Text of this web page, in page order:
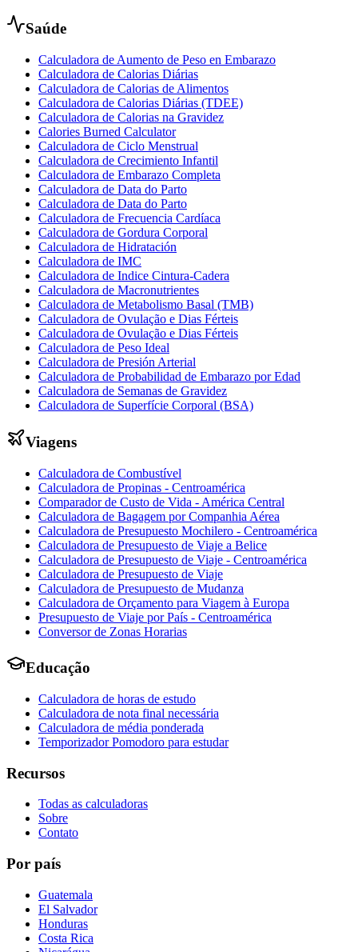
Saúde
Calculadora de Aumento de Peso en Embarazo
Calculadora de Calorias Diárias
Calculadora de Calorias de Alimentos
Calculadora de Calorias Diárias (TDEE)
Calculadora de Calorias na Gravidez
Calories Burned Calculator
Calculadora de Ciclo Menstrual
Calculadora de Crecimiento Infantil
Calculadora de Embarazo Completa
Calculadora de Data do Parto
Calculadora de Data do Parto
Calculadora de Frecuencia Cardíaca
Calculadora de Gordura Corporal
Calculadora de Hidratación
Calculadora de IMC
Calculadora de Indice Cintura-Cadera
Calculadora de Macronutrientes
Calculadora de Metabolismo Basal (TMB)
Calculadora de Ovulação e Dias Férteis
Calculadora de Ovulação e Dias Férteis
Calculadora de Peso Ideal
Calculadora de Presión Arterial
Calculadora de Probabilidad de Embarazo por Edad
Calculadora de Semanas de Gravidez
Calculadora de Superfície Corporal (BSA)
Viagens
Calculadora de Combustível
Calculadora de Propinas - Centroamérica
Comparador de Custo de Vida - América Central
Calculadora de Bagagem por Companhia Aérea
Calculadora de Presupuesto Mochilero - Centroamérica
Calculadora de Presupuesto de Viaje a Belice
Calculadora de Presupuesto de Viaje - Centroamérica
Calculadora de Presupuesto de Viaje
Calculadora de Presupuesto de Mudanza
Calculadora de Orçamento para Viagem à Europa
Presupuesto de Viaje por País - Centroamérica
Conversor de Zonas Horarias
Educação
Calculadora de horas de estudo
Calculadora de nota final necessária
Calculadora de média ponderada
Temporizador Pomodoro para estudar
Recursos
Todas as calculadoras
Sobre
Contato
Por país
Guatemala
El Salvador
Honduras
Costa Rica